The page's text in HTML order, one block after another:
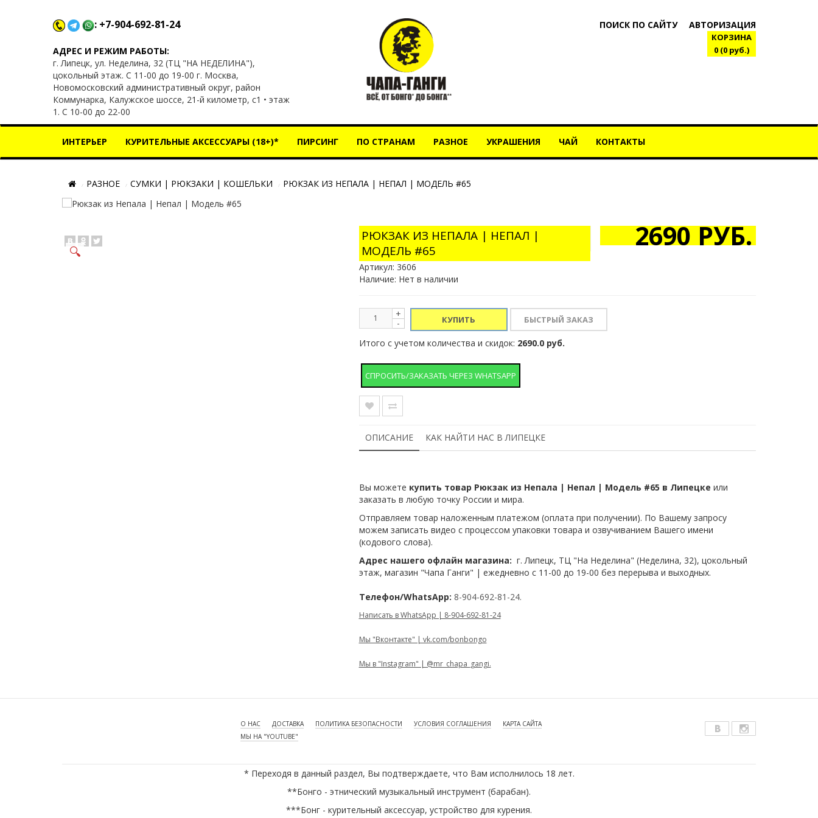
: +7-904-692-81-24
АДРЕС И РЕЖИМ РАБОТЫ:
г. Липецк, ул. Неделина, 32 (ТЦ "НА НЕДЕЛИНА"),
цокольный этаж. С 11-00 до 19-00 г. Москва,
Новомосковский административный округ, район
Коммунарка, Калужское шоссе, 21-й километр, с1 • этаж
1. С 10-00 до 22-00
ПОИСК ПО САЙТУ АВТОРИЗАЦИЯ
КОРЗИНА
0 (0 руб.)
ИНТЕРЬЕР КУРИТЕЛЬНЫЕ АКСЕССУАРЫ (18+)* ПИРСИНГ ПО СТРАНАМ РАЗНОЕ УКРАШЕНИЯ ЧАЙ КОНТАКТЫ
РАЗНОЕ СУМКИ | РЮКЗАКИ | КОШЕЛЬКИ РЮКЗАК ИЗ НЕПАЛА | НЕПАЛ | МОДЕЛЬ #65
🔍
РЮКЗАК ИЗ НЕПАЛА | НЕПАЛ |
МОДЕЛЬ #65
Артикул: 3606
Наличие: Нет в наличии
2690 РУБ.
+
- КУПИТЬ
Итого с учетом количества и скидок: 2690.0 руб.
СПРОСИТЬ/ЗАКАЗАТЬ ЧЕРЕЗ WHATSAPP
ОПИСАНИЕ КАК НАЙТИ НАС В ЛИПЕЦКЕ
Вы можете купить товар Рюкзак из Непала | Непал | Модель #65 в Липецке или
заказать в любую точку России и мира.
Отправляем товар наложенным платежом (оплата при получении). По Вашему запросу
можем записать видео с процессом упаковки товара и озвучиванием Вашего имени
(кодового слова).
Адрес нашего офлайн магазина: г. Липецк, ТЦ "На Неделина" (Неделина, 32), цокольный
этаж, магазин "Чапа Ганги" | ежедневно с 11-00 до 19-00 без перерыва и выходных.
Телефон/WhatsApp: 8-904-692-81-24.
Написать в WhatsApp | 8-904-692-81-24
Мы "Вконтакте" | vk.com/bonbongo
Мы в "Instagram" | @mr_chapa_gangi.
О НАС ДОСТАВКА ПОЛИТИКА БЕЗОПАСНОСТИ УСЛОВИЯ СОГЛАШЕНИЯ
КАРТА САЙТА
МЫ НА "YOUTUBE"
* Переходя в данный раздел, Вы подтверждаете, что Вам исполнилось 18 лет.
**Бонго - этнический музыкальный инструмент (барабан).
***Бонг - курительный аксессуар, устройство для курения.